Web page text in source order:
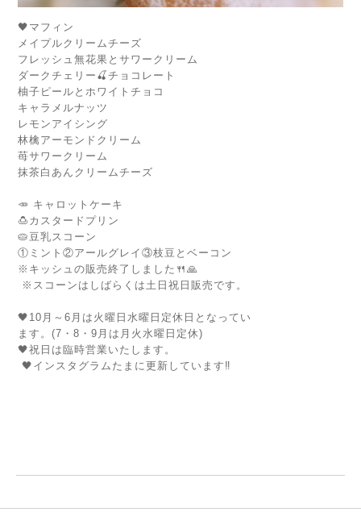
🖤マフィン
メイプルクリームチーズ
フレッシュ無花果とサワークリーム
ダークチェリー🍒チョコレート
柚子ピールとホワイトチョコ
キャラメルナッツ
レモンアイシング
林檎アーモンドクリーム
苺サワークリーム
抹茶白あんクリームチーズ
🥕 キャロットケーキ
🍮カスタードプリン
🥧豆乳スコーン
①ミント②アールグレイ③枝豆とベーコン
※キッシュの販売終了しました🍴🙏
※スコーンはしばらくは土日祝日販売です。
🖤10月～6月は火曜日水曜日定休日となってい
ます。(7・8・9月は月火水曜日定休)
🖤祝日は臨時営業いたします。
🖤インスタグラムたまに更新しています‼️